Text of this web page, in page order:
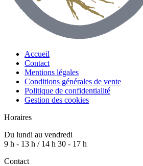
Accueil
Contact
Mentions légales
Conditions générales de vente
Politique de confidentialité
Gestion des cookies
Horaires
Du lundi au vendredi
9 h - 13 h / 14 h 30 - 17 h
Contact